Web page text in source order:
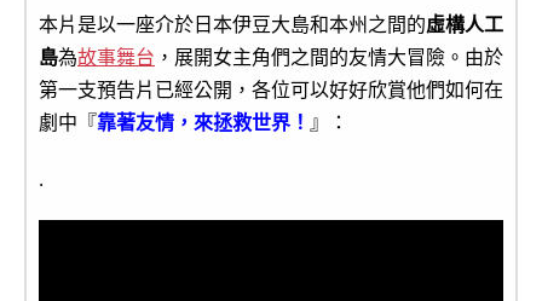
本片是以一座介於日本伊豆大島和本州之間的虛構人工
島為故事舞台 ，展開女主角們之間的友情大冒險。由於
第一支預告片已經公開，各位可以好好欣賞他們如何在
劇中『靠著友情，來拯救世界！ 』：
.